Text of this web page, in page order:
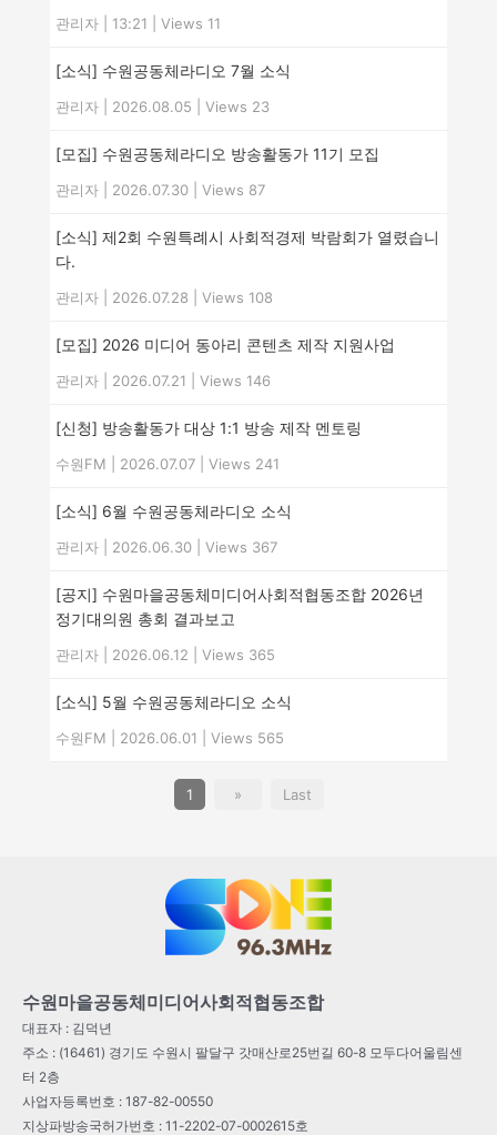
관리자 13:21 Views 11
[소식] 수원공동체라디오 7월 소식
관리자 2026.08.05 Views 23
[모집] 수원공동체라디오 방송활동가 11기 모집
관리자 2026.07.30 Views 87
[소식] 제2회 수원특례시 사회적경제 박람회가 열렸습니
다.
관리자 2026.07.28 Views 108
[모집] 2026 미디어 동아리 콘텐츠 제작 지원사업
관리자 2026.07.21 Views 146
[신청] 방송활동가 대상 1:1 방송 제작 멘토링
수원FM 2026.07.07 Views 241
[소식] 6월 수원공동체라디오 소식
관리자 2026.06.30 Views 367
[공지] 수원마을공동체미디어사회적협동조합 2026년
정기대의원 총회 결과보고
관리자 2026.06.12 Views 365
[소식] 5월 수원공동체라디오 소식
수원FM 2026.06.01 Views 565
1 » Last
수원마을공동체미디어사회적협동조합
대표자 : 김덕년
주소 : (16461) 경기도 수원시 팔달구 갓매산로25번길 60-8 모두다어울림센
터 2층
사업자등록번호 : 187-82-00550
지상파방송국허가번호 : 11-2202-07-0002615호